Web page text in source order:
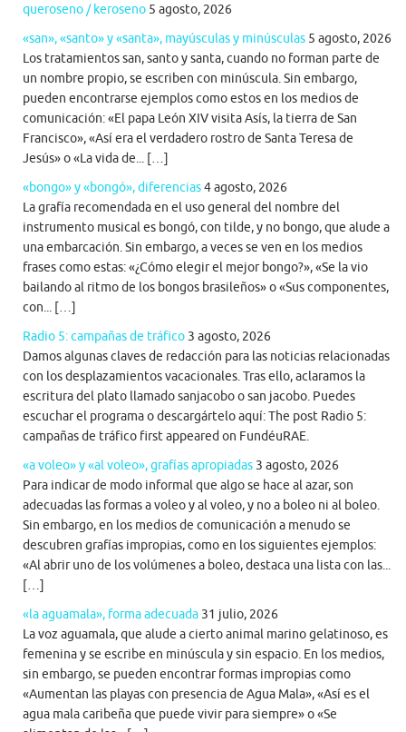
queroseno / keroseno 5 agosto, 2026
«san», «santo» y «santa», mayúsculas y minúsculas 5 agosto, 2026
Los tratamientos san, santo y santa, cuando no forman parte de
un nombre propio, se escriben con minúscula. Sin embargo,
pueden encontrarse ejemplos como estos en los medios de
comunicación: «El papa León XIV visita Asís, la tierra de San
Francisco», «Así era el verdadero rostro de Santa Teresa de
Jesús» o «La vida de... […]
«bongo» y «bongó», diferencias4 agosto, 2026
La grafía recomendada en el uso general del nombre del
instrumento musical es bongó, con tilde, y no bongo, que alude a
una embarcación. Sin embargo, a veces se ven en los medios
frases como estas: «¿Cómo elegir el mejor bongo?», «Se la vio
bailando al ritmo de los bongos brasileños» o «Sus componentes,
con... […]
Radio 5: campañas de tráfico 3 agosto, 2026
Damos algunas claves de redacción para las noticias relacionadas
con los desplazamientos vacacionales. Tras ello, aclaramos la
escritura del plato llamado sanjacobo o san jacobo. Puedes
escuchar el programa o descargártelo aquí: The post Radio 5:
campañas de tráfico first appeared on FundéuRAE.
«a voleo» y «al voleo», grafías apropiadas 3 agosto, 2026
Para indicar de modo informal que algo se hace al azar, son
adecuadas las formas a voleo y al voleo, y no a boleo ni al boleo.
Sin embargo, en los medios de comunicación a menudo se
descubren grafías impropias, como en los siguientes ejemplos:
«Al abrir uno de los volúmenes a boleo, destaca una lista con las...
[…]
«la aguamala», forma adecuada 31 julio, 2026
La voz aguamala, que alude a cierto animal marino gelatinoso, es
femenina y se escribe en minúscula y sin espacio. En los medios,
sin embargo, se pueden encontrar formas impropias como
«Aumentan las playas con presencia de Agua Mala», «Así es el
agua mala caribeña que puede vivir para siempre» o «Se